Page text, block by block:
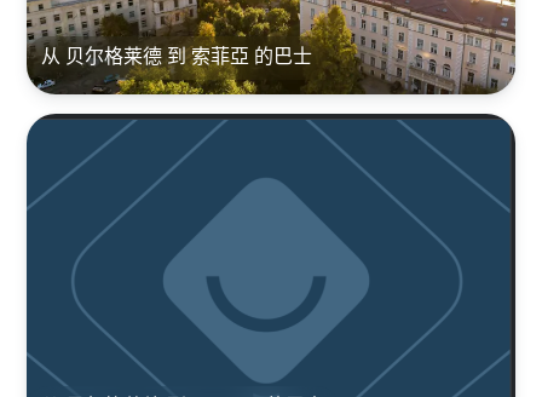
从 贝尔格莱德 到 索菲亞 的巴士